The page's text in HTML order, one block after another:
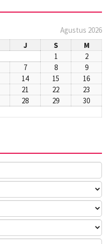
Agustus 2026
J S
M
1
2
7 8
9
14 15
16
21 22
23
28 29
30